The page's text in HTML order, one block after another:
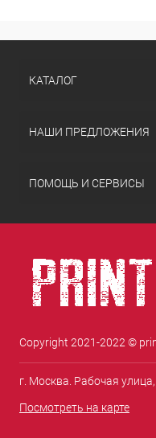
КАТАЛОГ
НАШИ ПРЕДЛОЖЕНИЯ
ПОМОЩЬ И СЕРВИСЫ
Copyright 2021-2022 ©
г. Москва. Рабочая
Посмотреть на карте